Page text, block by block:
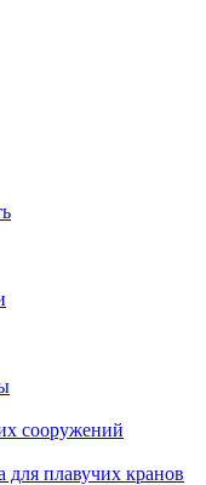
сооружений
для плавучих кранов